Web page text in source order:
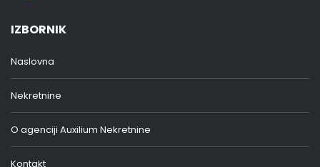
IZBORNIK
Naslovna
Nekretnine
O agenciji Auxilium Nekretnine
Kontakt